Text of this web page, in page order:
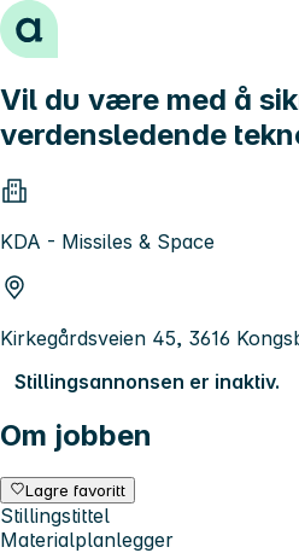
Hopp til innhold
Vil du være med å
verdensledende
KDA - Missiles & Space
Kirkegårdsveien 45, 3616
Stillingsannonsen er inaktiv.
Om jobben
Lagre favoritt
Stillingstittel
Materialplanlegger